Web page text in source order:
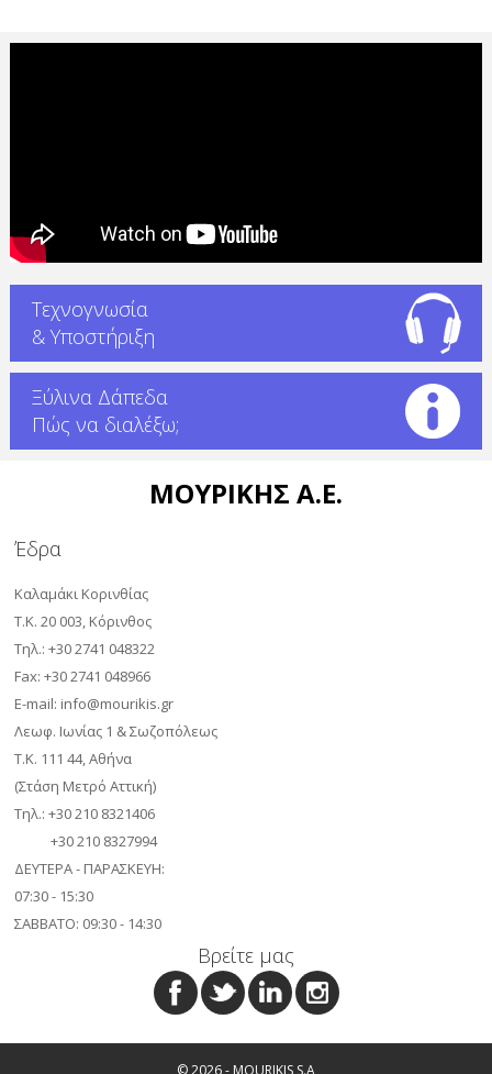
Τεχνογνωσία
& Υποστήριξη
Ξύλινα Δάπεδα
Πώς να διαλέξω;
ΜΟΥΡΙΚΗΣ Α.Ε.
Έδρα
Καλαμάκι Κορινθίας
Τ.Κ. 20 003, Κόρινθος
Τηλ.: +30 2741 048322
Fax: +30 2741 048966
E-mail: info@mourikis.gr
Λεωφ. Ιωνίας 1 & Σωζοπόλεως
Τ.Κ. 111 44, Αθήνα
(Στάση Μετρό Αττική)
Τηλ.: +30 210 8321406
+30 210 8327994
ΔΕΥΤΕΡΑ - ΠΑΡΑΣΚΕΥΗ:
07:30 - 15:30
ΣΑΒΒΑΤΟ: 09:30 - 14:30
Βρείτε μας
© 2026 - MOURIKIS S.A